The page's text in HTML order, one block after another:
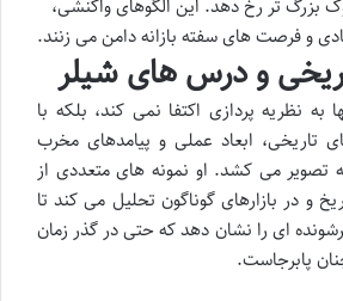
بزرگ تر رخ دهد. این الگوهای واکنشی،
و فرصت های سفته بازانه دامن می زنند.
و درس های شیلر
به نظریه پردازی اکتفا نمی کند، بلکه با
تاریخی، ابعاد عملی و پیامدهای مخرب
تصویر می کشد. او نمونه های متعددی از
و در بازارهای گوناگون تحلیل می کند تا
ای را نشان دهد که حتی در گذر زمان
پابرجاست.